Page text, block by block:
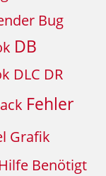
Bug
DB
DLC DR
Fehler
Grafik
Hilfe Benötigt